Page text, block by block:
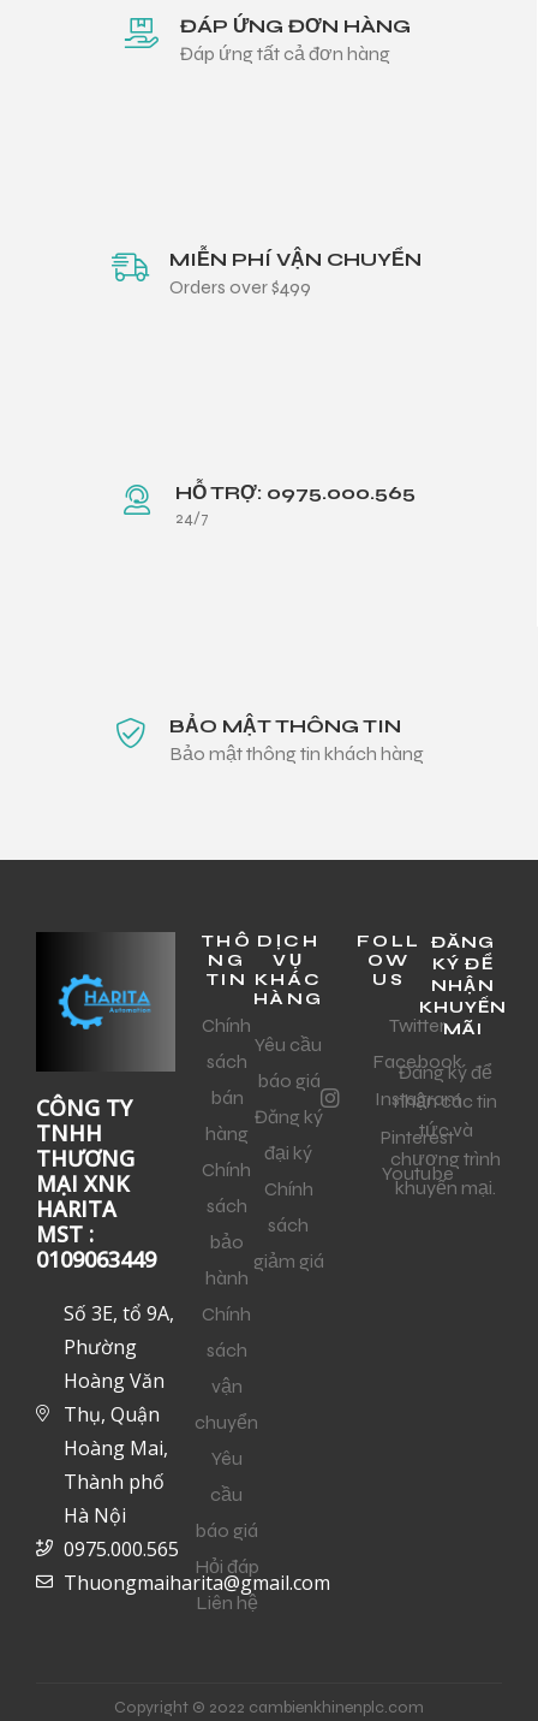
ĐÁP ỨNG ĐƠN HÀNG
Đáp ứng tất cả đơn hàng
MIỄN PHÍ VẬN CHUYỂN
Orders over $499
HỖ TRỢ: 0975.000.565
24/7
BẢO MẬT THÔNG TIN
Bảo mật thông tin khách hàng
CÔNG TY
TNHH
THƯƠNG
MẠI XNK
HARITA
MST :
0109063449
Số 3E, tổ 9A,
Phường
Hoàng Văn
Thụ, Quận
Hoàng Mai,
Thành phố
Hà Nội
0975.000.565
Thuongmaiharita@gmail.com
THÔ
NG
TIN
Chính
sách
bán
hàng
Chính
sách
bảo
hành
Chính
sách
vận
chuyển
Yêu
cầu
báo giá
Hỏi đáp
Liên hệ
DỊCH
VỤ
KHÁC
HÀNG
Yêu cầu
báo giá
Đăng ký
đại ký
Chính
sách
giảm giá
FOLL
OW
US
Twitter
Facebook
Instagram
Pinterest
Youtube
ĐĂNG
KÝ ĐỂ
NHẬN
KHUYẾN
MÃI
Đăng ký để
nhận các tin
tức và
chương trình
khuyến mại.
Copyright © 2022 cambienkhinenplc.com